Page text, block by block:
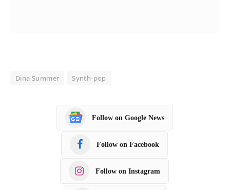
Dina Summer Synth-pop
Follow on Google News
Follow on Facebook
Follow on Instagram